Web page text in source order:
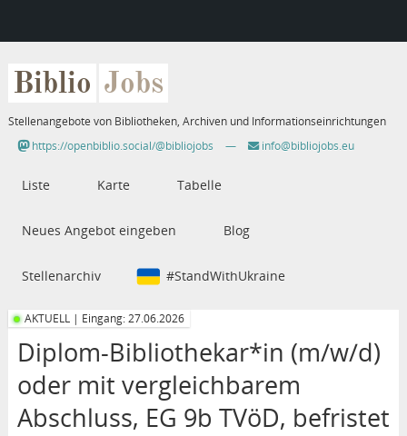
Biblio Jobs
Stellenangebote von Bibliotheken, Archiven und Informationseinrichtungen
https://openbiblio.social/@bibliojobs
— info@bibliojobs.eu
Liste Karte Tabelle
Neues Angebot eingeben Blog
Stellenarchiv #StandWithUkraine
AKTUELL | Eingang: 27.06.2026
Diplom-Bibliothekar*in (m/w/d)
oder mit vergleichbarem
Abschluss, EG 9b TVöD, befristet